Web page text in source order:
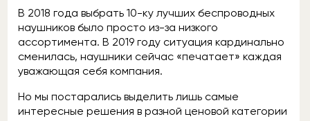
В 2018 года выбрать 10-ку лучших беспроводных
наушников было просто из-за низкого
ассортимента. В 2019 году ситуация кардинально
сменилась, наушники сейчас «печатает» каждая
уважающая себя компания.
Но мы постарались выделить лишь самые
интересные решения в разной ценовой категории